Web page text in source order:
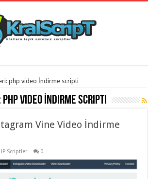
php video İndirme scripti
php video İndirme scripti
Vine Video İndirme
Scriptler 0